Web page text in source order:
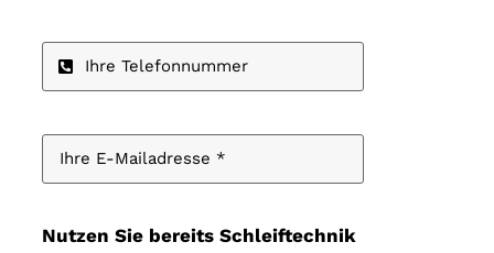
Nutzen Sie bereits Schleiftechnik